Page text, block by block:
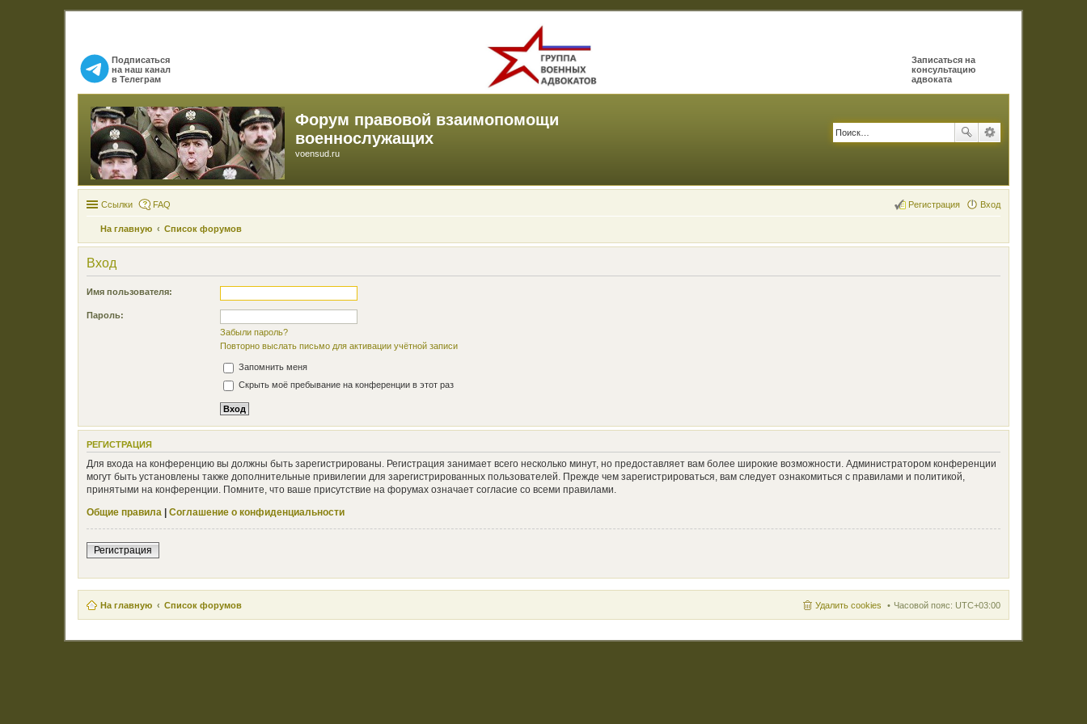
Подписаться
на наш канал
в Телеграм
Записаться на
консультацию
адвоката
Форум правовой взаимопомощи
военнослужащих
voensud.ru
Ссылки FAQ Вход
Регистрация
На главную Список форумов
Вход
Имя пользователя:
Пароль:
Забыли пароль?
Повторно выслать письмо для активации учётной записи
Запомнить меня
Скрыть моё пребывание на конференции в этот раз
РЕГИСТРАЦИЯ
Для входа на конференцию вы должны быть зарегистрированы. Регистрация занимает всего несколько минут, но предоставляет вам более широкие возможности. Администратором конференции
могут быть установлены также дополнительные привилегии для зарегистрированных пользователей. Прежде чем зарегистрироваться, вам следует ознакомиться с правилами и политикой,
принятыми на конференции. Помните, что ваше присутствие на форумах означает согласие со всеми правилами.
Общие правила | Соглашение о конфиденциальности
Регистрация
На главную Список форумов Часовой пояс: UTC+03:00
Удалить cookies